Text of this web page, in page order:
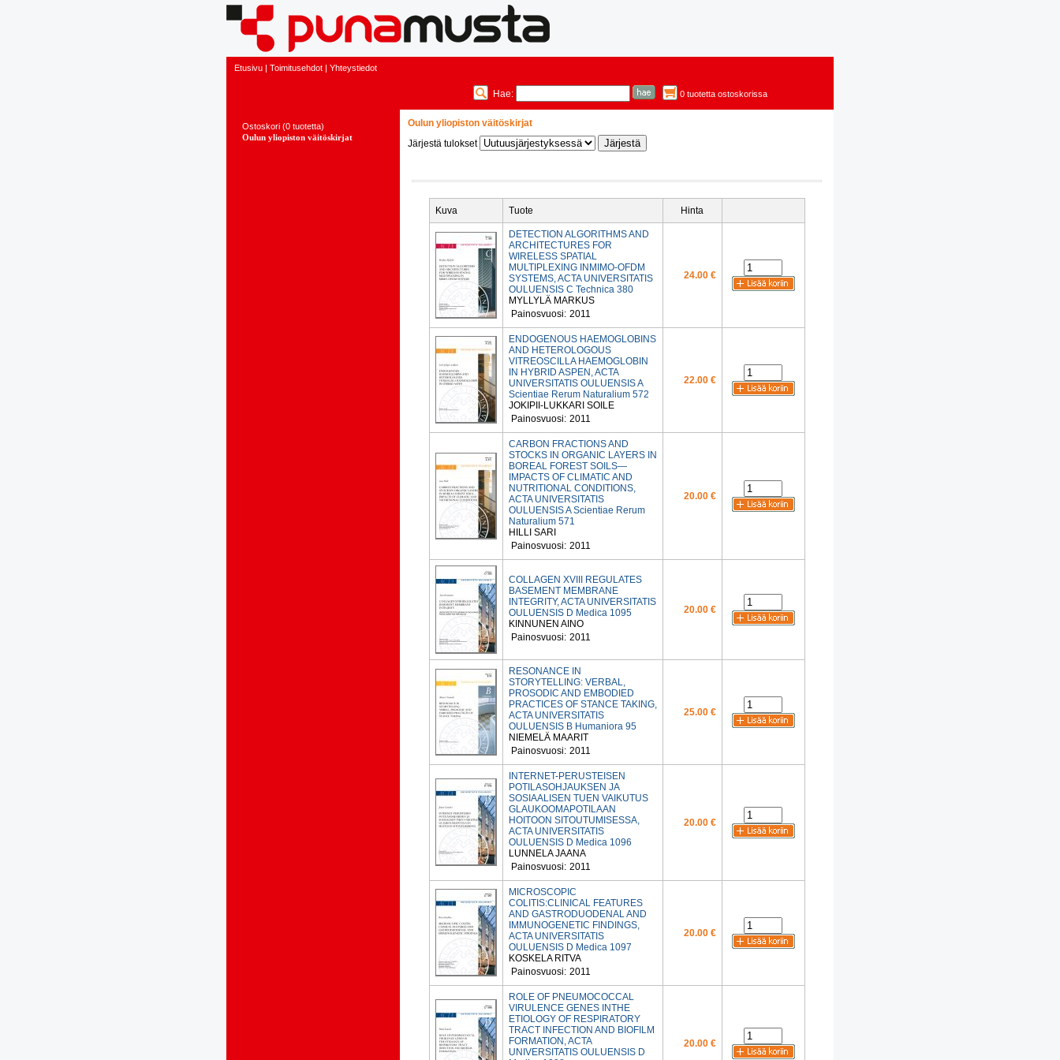
Etusivu | Toimitusehdot | Yhteystiedot
Hae: 0 tuotetta ostoskorissa
Ostoskori (0 tuotetta)
Oulun yliopiston väitöskirjat
Oulun yliopiston väitöskirjat
Järjestä tulokset
Kuva Tuote Hinta
DETECTION ALGORITHMS AND
ARCHITECTURES FOR
WIRELESS SPATIAL
MULTIPLEXING INMIMO-OFDM
SYSTEMS, ACTA UNIVERSITATIS
OULUENSIS C Technica 380
MYLLYLÄ MARKUS
Painosvuosi: 2011
24.00 €
ENDOGENOUS HAEMOGLOBINS
AND HETEROLOGOUS
VITREOSCILLA HAEMOGLOBIN
IN HYBRID ASPEN, ACTA
UNIVERSITATIS OULUENSIS A
Scientiae Rerum Naturalium 572
JOKIPII-LUKKARI SOILE
Painosvuosi: 2011
22.00 €
CARBON FRACTIONS AND
STOCKS IN ORGANIC LAYERS IN
BOREAL FOREST SOILS—
IMPACTS OF CLIMATIC AND
NUTRITIONAL CONDITIONS,
ACTA UNIVERSITATIS
OULUENSIS A Scientiae Rerum
Naturalium 571
HILLI SARI
Painosvuosi: 2011
20.00 €
COLLAGEN XVIII REGULATES
BASEMENT MEMBRANE
INTEGRITY, ACTA UNIVERSITATIS
OULUENSIS D Medica 1095
KINNUNEN AINO
Painosvuosi: 2011
20.00 €
RESONANCE IN
STORYTELLING: VERBAL,
PROSODIC AND EMBODIED
PRACTICES OF STANCE TAKING,
ACTA UNIVERSITATIS
OULUENSIS B Humaniora 95
NIEMELÄ MAARIT
Painosvuosi: 2011
25.00 €
INTERNET-PERUSTEISEN
POTILASOHJAUKSEN JA
SOSIAALISEN TUEN VAIKUTUS
GLAUKOOMAPOTILAAN
HOITOON SITOUTUMISESSA,
ACTA UNIVERSITATIS
OULUENSIS D Medica 1096
LUNNELA JAANA
Painosvuosi: 2011
20.00 €
MICROSCOPIC
COLITIS:CLINICAL FEATURES
AND GASTRODUODENAL AND
IMMUNOGENETIC FINDINGS,
ACTA UNIVERSITATIS
OULUENSIS D Medica 1097
KOSKELA RITVA
Painosvuosi: 2011
20.00 €
ROLE OF PNEUMOCOCCAL
VIRULENCE GENES INTHE
ETIOLOGY OF RESPIRATORY
TRACT INFECTION AND BIOFILM
FORMATION, ACTA
UNIVERSITATIS OULUENSIS D
20.00 €